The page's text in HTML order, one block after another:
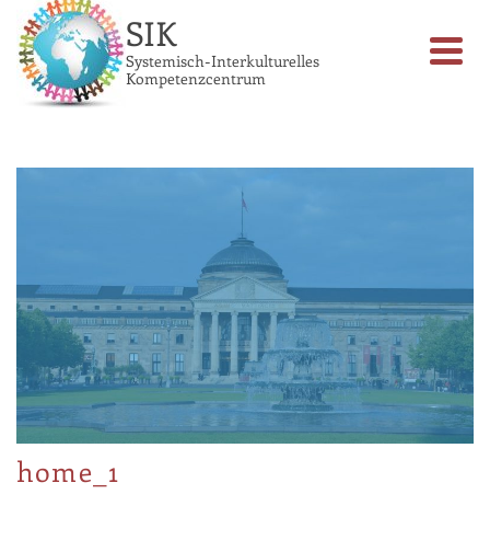
SIK
Systemisch-Interkulturelles
Kompetenzcentrum
home_1